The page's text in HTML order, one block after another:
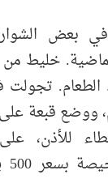
بعض
خليط
الطعام.
ووضع قبعة
للأذن،